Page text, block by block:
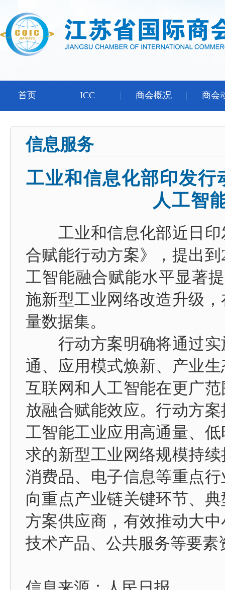
首页 ICC 商会概况 商会
信息服务
工业和信息化部印发
人工智
工业和信息化部近日印
合赋能行动方案》，提出
工智能融合赋能水平显著
施新型工业网络改造升级
量数据集。
行动方案明确将通过实
通、应用模式焕新、产业
互联网和人工智能在更广
放融合赋能效应。行动方
工智能工业应用高通量、
求的新型工业网络规模持
消费品、电子信息等重点
向重点产业链关键环节、
方案供应商，有效推动大
技术产品、公共服务等要